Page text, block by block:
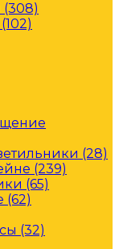
(28)
(239)
(65)
(62)
(32)